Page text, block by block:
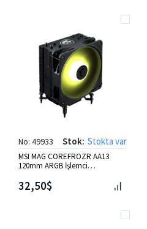
No: 49933 Stok: Stokta var
MSI MAG COREFROZR AA13
120mm ARGB İşlemci
32,50$